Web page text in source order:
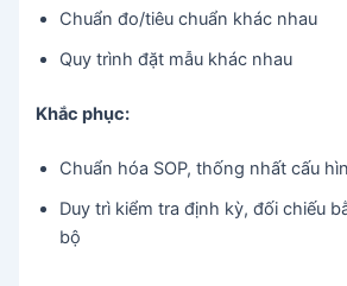
Chuẩn đo/tiêu chuẩn khác nhau
Quy trình đặt mẫu khác nhau
Khắc phục:
Chuẩn hóa SOP, thống nhất cấu
Duy trì kiểm tra định kỳ, đối chiếu
bộ